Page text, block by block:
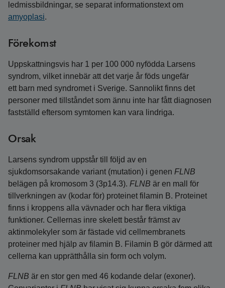
ledmissbildningar, se separat informationstext om
amyoplasi.
Förekomst
Uppskattningsvis har 1 per 100 000 nyfödda Larsens
syndrom, vilket innebär att det varje år föds ungefär
ett barn med syndromet i Sverige. Sannolikt finns det
personer med tillståndet som ännu inte har fått diagnosen
fastställd eftersom symtomen kan vara lindriga.
Orsak
Larsens syndrom uppstår till följd av en
sjukdomsorsakande variant (mutation) i genen FLNB
belägen på kromosom 3 (3p14.3). FLNB är en mall för
tillverkningen av (kodar för) proteinet filamin B. Proteinet
finns i kroppens alla vävnader och har flera viktiga
funktioner. Cellernas inre skelett består främst av
aktinmolekyler som är fästade vid cellmembranets
proteiner med hjälp av filamin B. Filamin B gör därmed att
cellerna kan upprätthålla sin form och volym.
FLNB är en stor gen med 46 kodande delar (exoner).